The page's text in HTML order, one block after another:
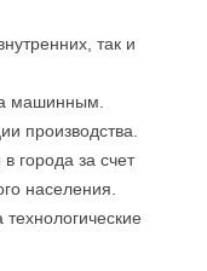
так и
машинным.
производства.
города за счет
населения.